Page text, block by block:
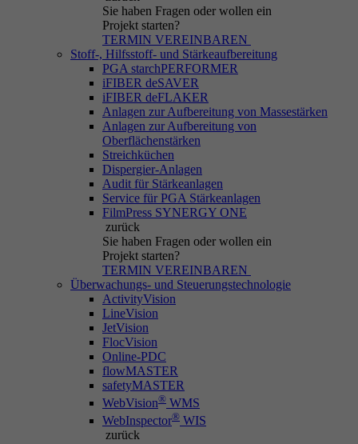
Sie haben Fragen oder wollen ein
Projekt starten?
TERMIN VEREINBAREN
Stoff-, Hilfsstoff- und Stärkeaufbereitung
PGA starchPERFORMER
iFIBER deSAVER
iFIBER deFLAKER
Anlagen zur Aufbereitung von Massestärken
Anlagen zur Aufbereitung von
Oberflächenstärken
Streichküchen
Dispergier-Anlagen
Audit für Stärkeanlagen
Service für PGA Stärkeanlagen
FilmPress SYNERGY ONE
zurück
Sie haben Fragen oder wollen ein
Projekt starten?
TERMIN VEREINBAREN
Überwachungs- und Steuerungstechnologie
ActivityVision
LineVision
JetVision
FlocVision
Online-PDC
flowMASTER
safetyMASTER
WebVision® WMS
WebInspector® WIS
zurück